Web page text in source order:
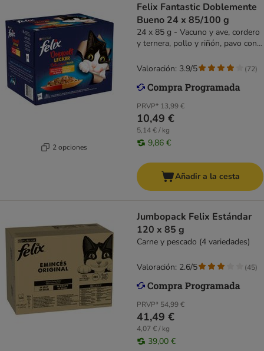
2 opciones
Felix Fantastic Doblemente
Bueno 24 x 85/100 g
24 x 85 g - Vacuno y ave, cordero
y ternera, pollo y riñón, pavo con
PRVP* 13,99 €
10,49 €
5,14 € / kg
9,86 €
Valoración: 3.9/5 (72)
Añadir a la cesta
Jumbopack Felix Estándar
120 x 85 g
Carne y pescado (4 variedades)
PRVP* 54,99 €
41,49 €
4,07 € / kg
39,00 €
Valoración: 2.6/5 (45)